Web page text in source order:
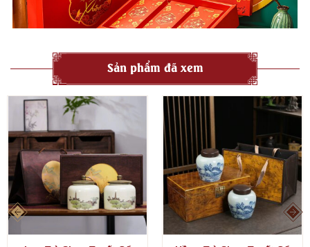
Sản phẩm đã xem